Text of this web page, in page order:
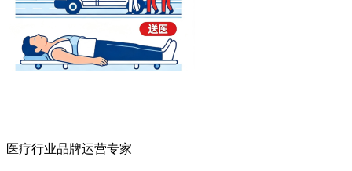
医疗行业品牌运营专家